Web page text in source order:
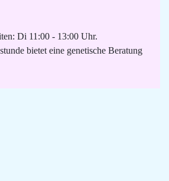
Di 11:00 - 13:00 Uhr.
bietet eine genetische Beratung